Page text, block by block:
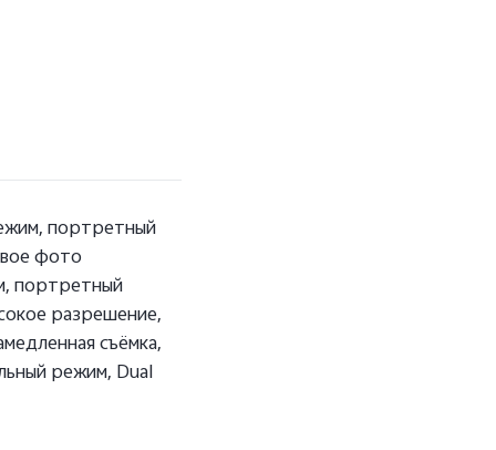
портретный
фото
портретный
разрешение,
съёмка,
режим, Dual